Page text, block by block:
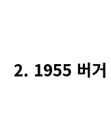
2. 1955 버거